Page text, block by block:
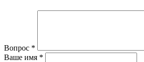
Вопрос *
Ваше имя *